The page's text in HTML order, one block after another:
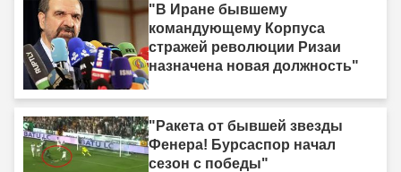
"В Иране бывшему
командующему Корпуса
стражей революции Ризаи
назначена новая должность"
"Ракета от бывшей звезды
Фенера! Бурсаспор начал
сезон с победы"